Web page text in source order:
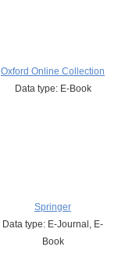
Oxford Online Collection
Data type: E-Book
Springer
Data type: E-Journal, E-
Book